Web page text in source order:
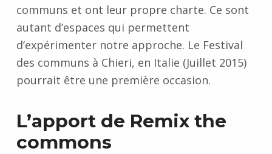
communs et ont leur propre charte. Ce sont
autant d’espaces qui permettent
d’expérimenter notre approche. Le Festival
des communs à Chieri, en Italie (Juillet 2015)
pourrait être une première occasion.
L’apport de Remix the
commons